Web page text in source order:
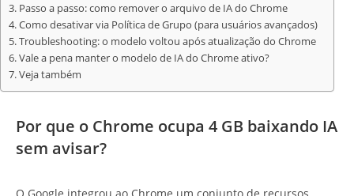
Passo a passo: como remover o arquivo de IA do Chrome
Como desativar via Política de Grupo (para usuários avançados)
Troubleshooting: o modelo voltou após atualização do Chrome
Vale a pena manter o modelo de IA do Chrome ativo?
Veja também
Por que o Chrome ocupa 4 GB baixando IA
sem avisar?